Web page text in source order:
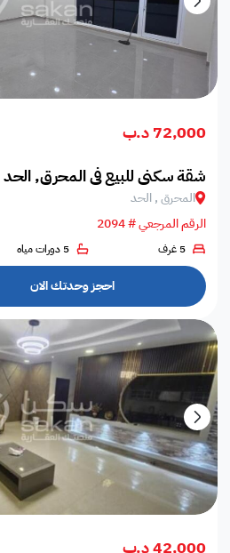
72,000 د.ب
شقة سكني للبيع في المحرق, الحد
المحرق , الحد
الرقم المرجعي # 2094
5 غرف 5 دورات مياه
احجز وحدتك الان
42,000 د.ب